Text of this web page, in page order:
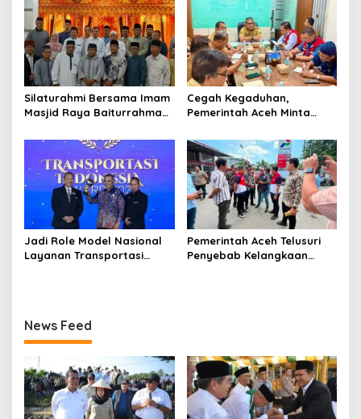
‎Silaturahmi Bersama Imam
Masjid Raya Baiturrahman,
Sinergi dengan Ulama
Cegah Kegaduhan,
Pemerintah Aceh Minta
Pelayanan SPBU
Jadi Role Model Nasional
Layanan Transportasi
Pemerintah Aceh Telusuri
Penyebab Kelangkaan
News Feed